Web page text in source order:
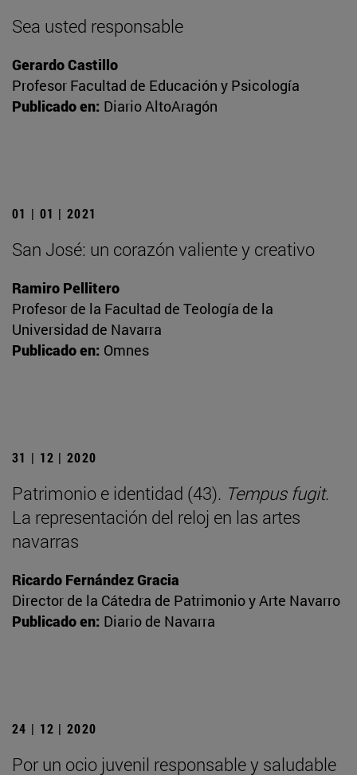
Sea usted responsable
Gerardo Castillo
Profesor Facultad de Educación y Psicología
Publicado en: Diario AltoAragón
01 | 01 | 2021
San José: un corazón valiente y creativo
Ramiro Pellitero
Profesor de la Facultad de Teología de la
Universidad de Navarra
Publicado en: Omnes
31 | 12 | 2020
Patrimonio e identidad (43). Tempus fugit.
La representación del reloj en las artes
navarras
Ricardo Fernández Gracia
Director de la Cátedra de Patrimonio y Arte Navarro
Publicado en: Diario de Navarra
24 | 12 | 2020
Por un ocio juvenil responsable y saludable